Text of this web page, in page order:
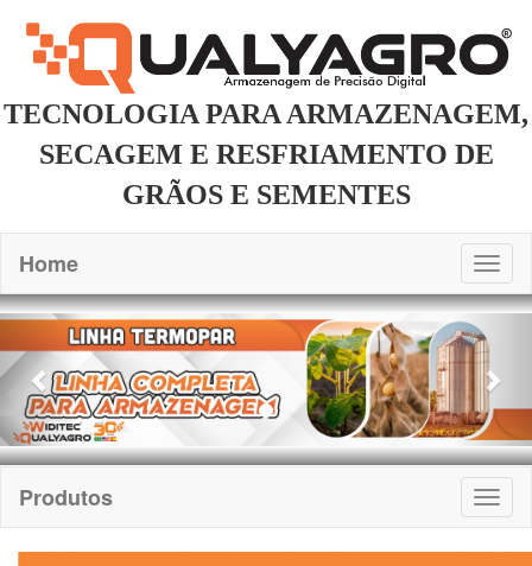
TECNOLOGIA PARA ARMAZENAGEM,
SECAGEM E RESFRIAMENTO DE
GRÃOS E SEMENTES
Home
Previous
Produtos